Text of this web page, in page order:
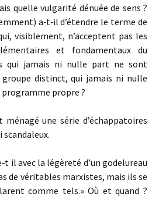
quelle vulgarité dénuée de sens ?
a‑t‑il d’étendre le terme de
visiblement, n’acceptent pas les
et fondamentaux du
qui jamais ni nulle part ne sont
distinct, qui jamais ni nulle
programme propre ?
une série d’échappatoires
scandaleux.
il avec la légèreté d’un godelureau
de véritables marxistes, mais ils se
comme tels.» Où et quand ?